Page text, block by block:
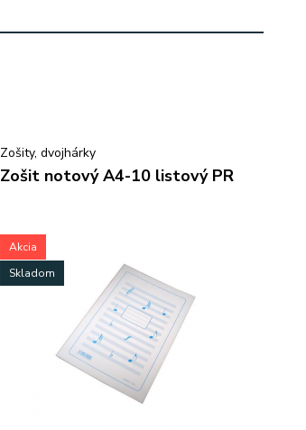
Zošity, dvojhárky
Zošit notový A4-10 listový PR
Akcia
Skladom